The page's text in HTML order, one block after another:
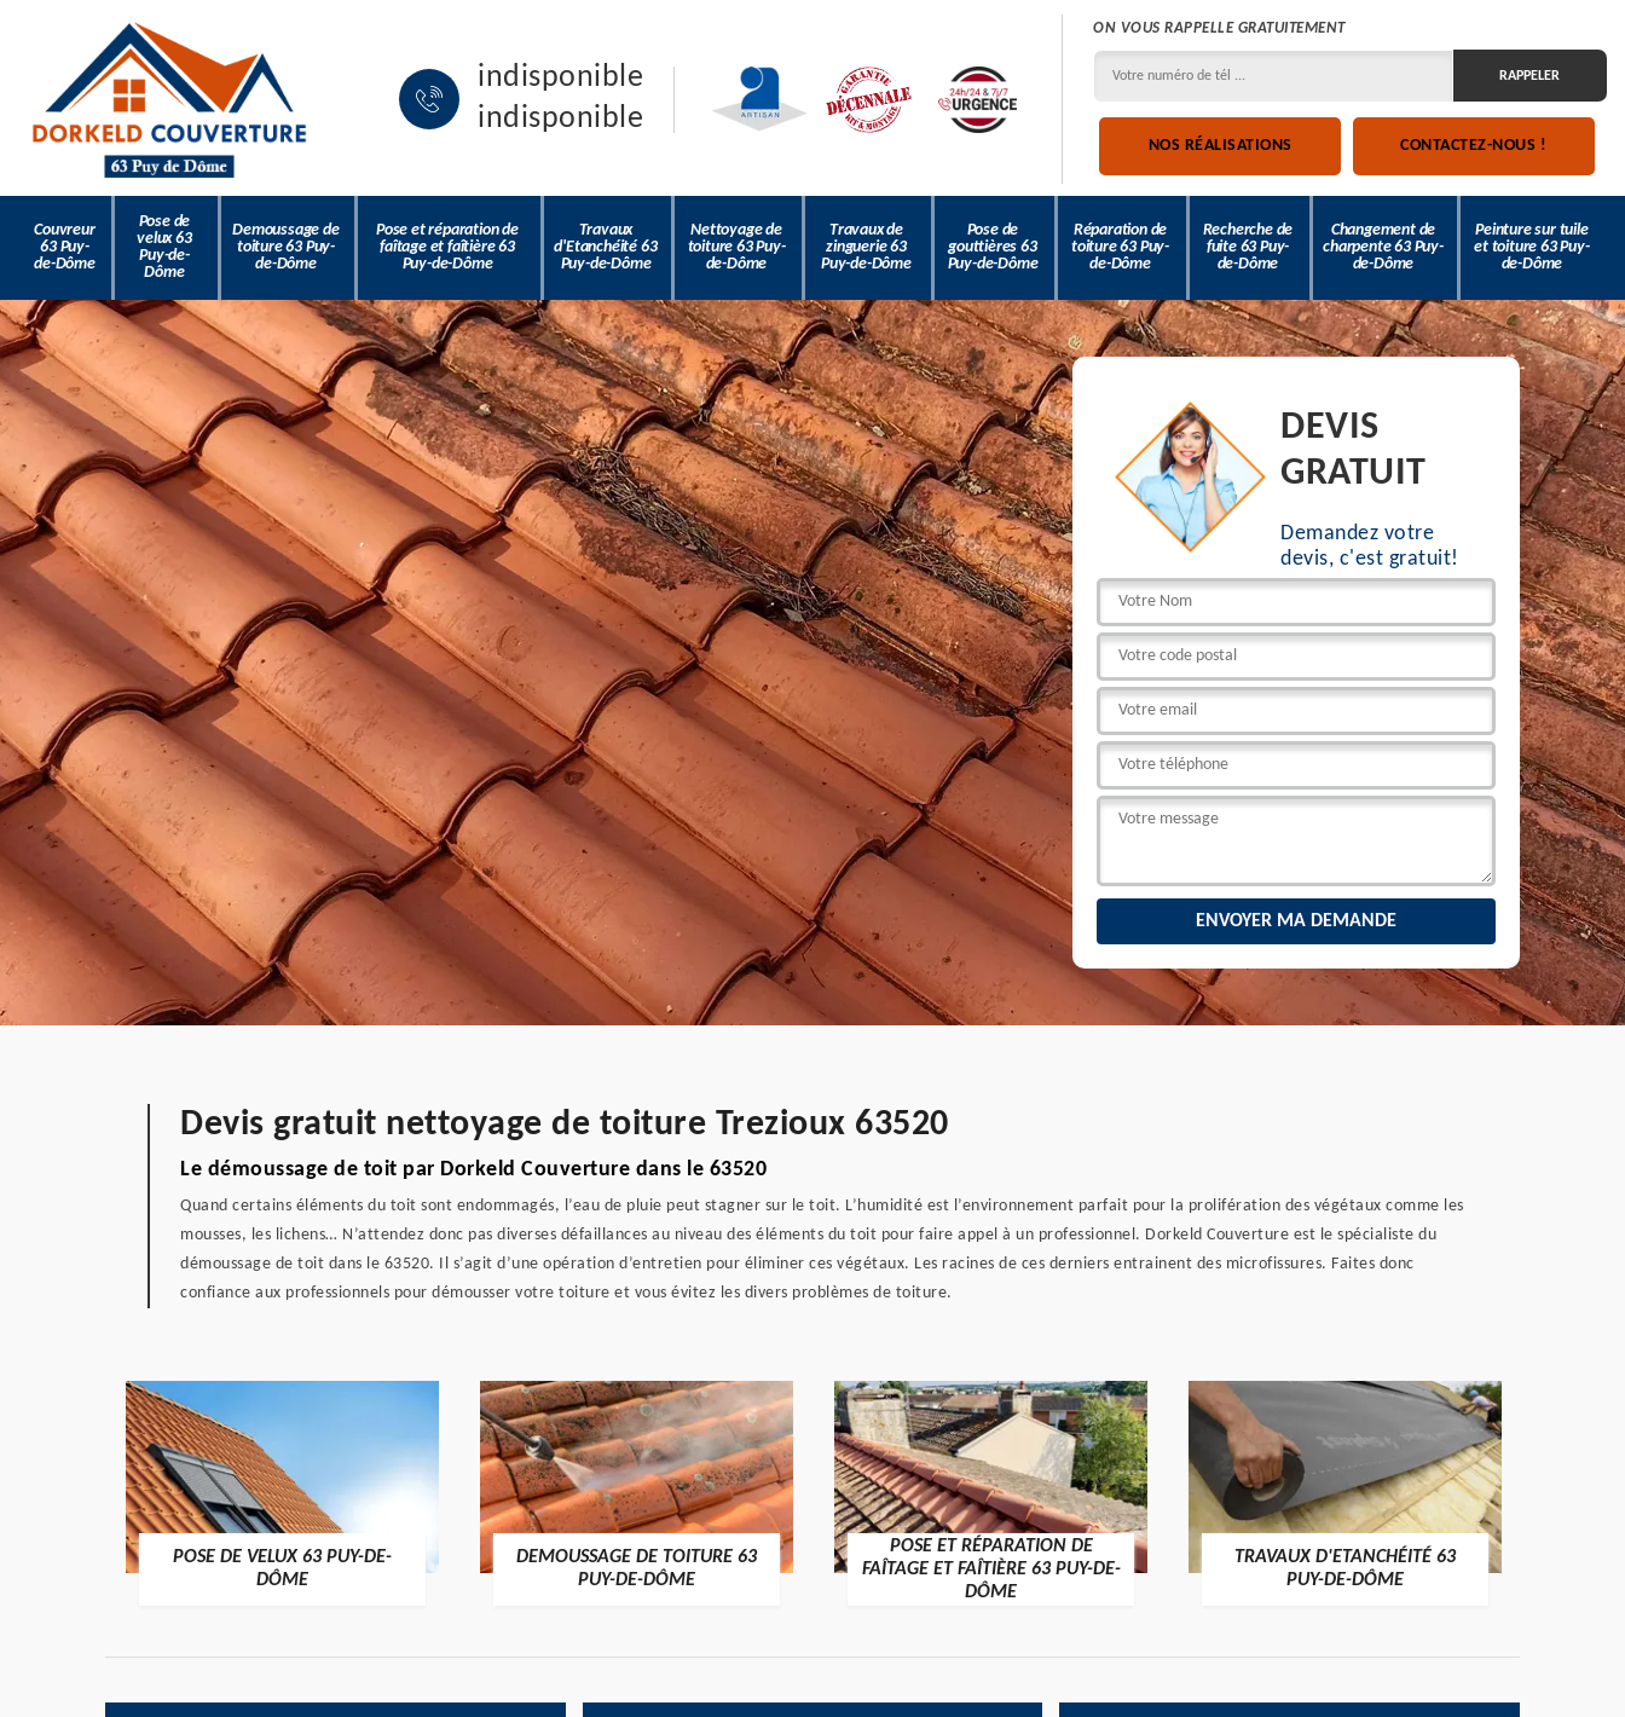
indisponible
indisponible
ON VOUS RAPPELLE GRATUITEMENT
NOS RÉALISATIONS CONTACTEZ-NOUS !
Couvreur
63 Puy-
de-Dôme
Pose de
velux 63
Puy-de-
Dôme
Demoussage de
toiture 63 Puy-
de-Dôme
Pose et réparation de
faîtage et faîtière 63
Puy-de-Dôme
Travaux
d'Etanchéité 63
Puy-de-Dôme
Nettoyage de
toiture 63 Puy-
de-Dôme
Travaux de
zinguerie 63
Puy-de-Dôme
Pose de
gouttières 63
Puy-de-Dôme
Réparation de
toiture 63 Puy-
de-Dôme
Recherche de
fuite 63 Puy-
de-Dôme
Changement de
charpente 63 Puy-
de-Dôme
Peinture sur tuile
et toiture 63 Puy-
de-Dôme
DEVIS
GRATUIT
Demandez votre
devis, c'est gratuit!
Devis gratuit nettoyage de toiture Trezioux 63520
Le démoussage de toit par Dorkeld Couverture dans le 63520
Quand certains éléments du toit sont endommagés, l’eau de pluie peut stagner sur le toit. L’humidité est l’environnement parfait pour la prolifération des végétaux comme les
mousses, les lichens… N’attendez donc pas diverses défaillances au niveau des éléments du toit pour faire appel à un professionnel. Dorkeld Couverture est le spécialiste du
démoussage de toit dans le 63520. Il s’agit d’une opération d’entretien pour éliminer ces végétaux. Les racines de ces derniers entrainent des microfissures. Faites donc
confiance aux professionnels pour démousser votre toiture et vous évitez les divers problèmes de toiture.
POSE DE VELUX 63 PUY-DE-
DÔME
DEMOUSSAGE DE TOITURE 63
PUY-DE-DÔME
POSE ET RÉPARATION DE
FAÎTAGE ET FAÎTIÈRE 63 PUY-DE-
DÔME
TRAVAUX D'ETANCHÉITÉ 63
PUY-DE-DÔME